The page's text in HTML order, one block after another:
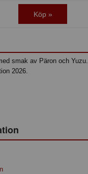
Köp »
smak av Päron och Yuzu.
2026.